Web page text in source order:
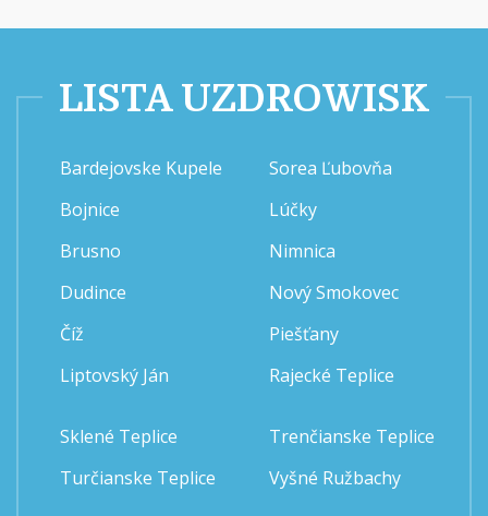
LISTA UZDROWISK
Bardejovske Kupele
Bojnice
Brusno
Dudince
Číž
Liptovský Ján
Sorea Ľubovňa
Lúčky
Nimnica
Nový Smokovec
Piešťany
Rajecké Teplice
Sklené Teplice
Turčianske Teplice
Trenčianske Teplice
Vyšné Ružbachy